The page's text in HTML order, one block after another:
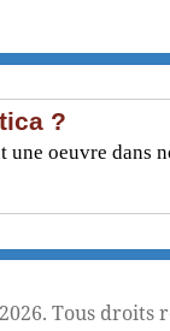
?
une oeuvre dans
Tous droits